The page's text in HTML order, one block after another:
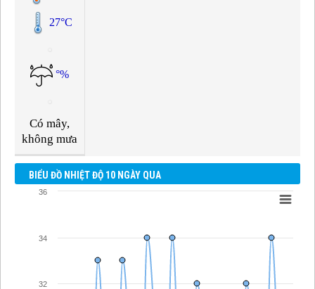
27°C
°%
Có mây,
không mưa
BIỂU ĐỒ NHIỆT ĐỘ 10 NGÀY QUA
32
34
36